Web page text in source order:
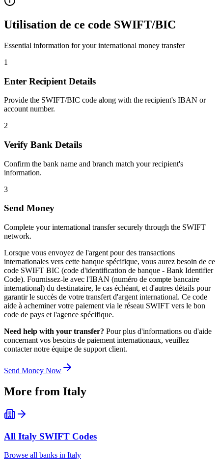
Utilisation de ce code SWIFT/BIC
Essential information for your international money transfer
1
Enter Recipient Details
Provide the SWIFT/BIC code along with the recipient's IBAN or
account number.
2
Verify Bank Details
Confirm the bank name and branch match your recipient's
information.
3
Send Money
Complete your international transfer securely through the SWIFT
network.
Lorsque vous envoyez de l'argent pour des transactions
internationales vers cette banque spécifique, vous aurez besoin de ce
code SWIFT BIC (code d'identification de banque - Bank Identifier
Code). Fournissez-le avec l'IBAN (numéro de compte bancaire
international) du destinataire, le cas échéant, et d'autres détails pour
garantir le succès de votre transfert d'argent international. Ce code
aide à acheminer votre paiement via le réseau SWIFT vers le bon
code de pays et l'agence spécifique.
Need help with your transfer? Pour plus d'informations ou d'aide
concernant vos besoins de paiement internationaux, veuillez
contacter notre équipe de support client.
Send Money Now
More from Italy
All Italy SWIFT Codes
Browse all banks in Italy